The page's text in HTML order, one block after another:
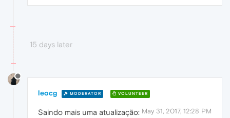
15 days later
leocg MODERATOR VOLUNTEER
May 31, 2017, 12:28 PM
Saindo mais uma atualização: